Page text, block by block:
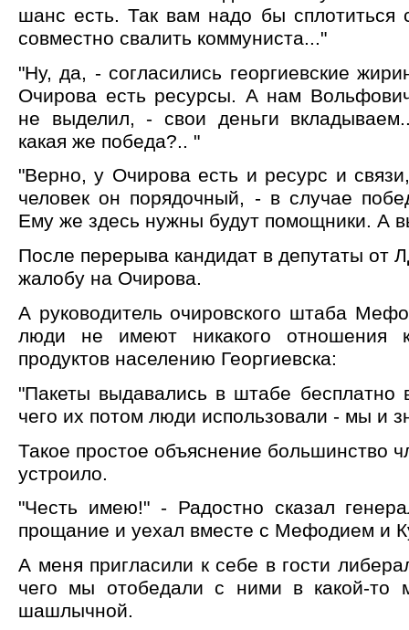
шанс есть. Так вам надо бы
совместно свалить коммуниста..."
"Ну, да, - согласились георгиевские
Очирова есть ресурсы. А нам
не выделил, - свои деньги
какая же победа?.. "
"Верно, у Очирова есть и ресурс и
человек он порядочный, - в случае
Ему же здесь нужны будут помощники. А
После перерыва кандидат в депутаты от
жалобу на Очирова.
А руководитель очировского штаба
люди не имеют никакого отношения
продуктов населению Георгиевска:
"Пакеты выдавались в штабе бесплатно
чего их потом люди использовали - мы и
Такое простое объяснение большинство
устроило.
"Честь имею!" - Радостно сказал
прощание и уехал вместе с Мефодием и
А меня пригласили к себе в гости
чего мы отобедали с ними в какой-то
шашлычной.